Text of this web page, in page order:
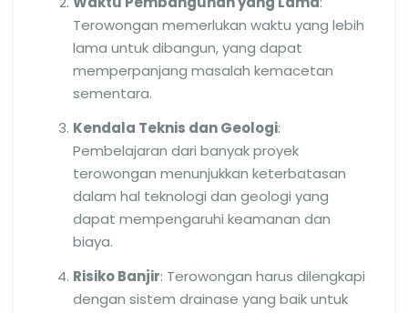
Terowongan memerlukan waktu yang lebih
lama untuk dibangun, yang dapat
memperpanjang masalah kemacetan
sementara.
Kendala Teknis dan Geologi:
Pembelajaran dari banyak proyek
terowongan menunjukkan keterbatasan
dalam hal teknologi dan geologi yang
dapat mempengaruhi keamanan dan
biaya.
Risiko Banjir: Terowongan harus dilengkapi
dengan sistem drainase yang baik untuk